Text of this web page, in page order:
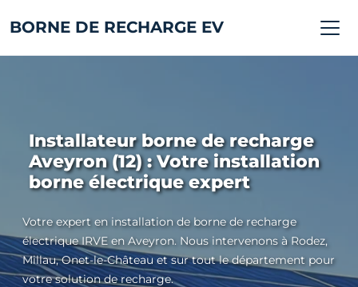
BORNE DE RECHARGE EV
Installateur borne de recharge
Aveyron (12) : Votre installation
borne électrique expert
Votre expert en installation de borne de recharge
électrique IRVE en Aveyron. Nous intervenons à Rodez,
Millau, Onet-le-Château et sur tout le département pour
votre solution de recharge.